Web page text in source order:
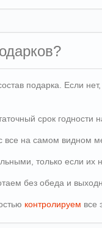
подарка. Если
срок
все на самом видном
только если их
без обеда и
контролируем все